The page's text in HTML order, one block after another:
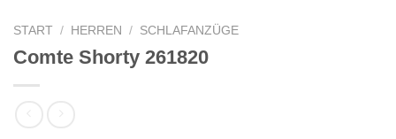
START / HERREN / SCHLAFANZÜGE
Comte Shorty 261820